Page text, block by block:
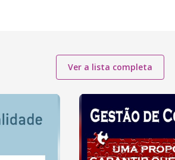
Ver a lista completa